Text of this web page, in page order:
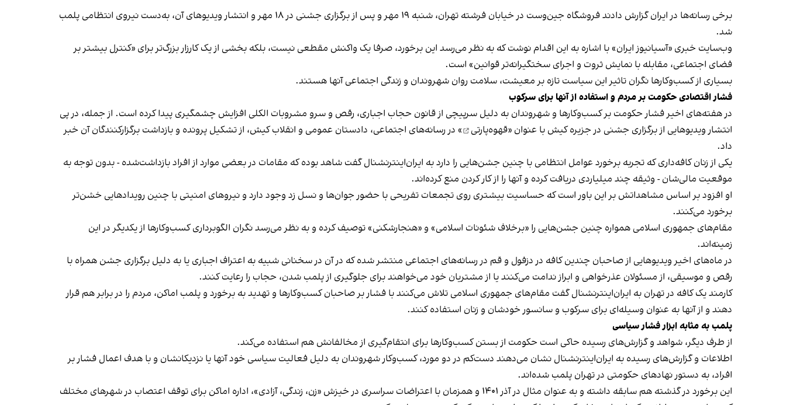
برخی رسانه‌ها در ایران گزارش دادند فروشگاه جین‌وست در خیابان فرشته تهران، شنبه ۱۹ مهر و پس از برگزاری جشنی در ۱۸ مهر و انتشار ویدیوهای آن، به‌دست نیروی انتظامی پلمب
شد.
وب‌سایت خبری «آسیانیوز ایران» با اشاره به این اقدام نوشت که به نظر می‌رسد این برخورد، صرفا یک واکنش مقطعی نیست، بلکه بخشی از یک کارزار بزرگ‌تر برای «کنترل بیشتر بر
فضای اجتماعی، مقابله با نمایش ثروت و اجرای سختگیرانه‌تر قوانین» است.
بسیاری از کسب‌وکارها نگران تاثیر این سیاست‌ تازه بر معیشت، سلامت روان شهروندان و زندگی اجتماعی آنها هستند.
فشار اقتصادی حکومت بر مردم و استفاده از آنها برای سرکوب
در هفته‌های اخیر فشار حکومت بر کسب‌وکارها و شهروندان به دلیل سرپیچی از قانون حجاب اجباری، رقص و سرو مشروبات الکلی افزایش چشمگیری پیدا کرده است. از جمله، در پی
انتشار ویدیوهایی از برگزاری جشنی در جزیره کیش با عنوان «قهوه‌پارتی
» در رسانه‌های اجتماعی، دادستان عمومی و انقلاب کیش، از تشکیل پرونده و بازداشت برگزارکنندگان آن خبر
داد.
یکی از زنان کافه‌داری که تجربه برخورد عوامل انتظامی با چنین جشن‌هایی را دارد به ایران‌اینترنشنال گفت شاهد بوده که مقامات در بعضی موارد از افراد بازداشت‌‌شده - بدون توجه به
موقعیت مالی‌شان - وثیقه چند میلیاردی دریافت کرده و آنها را از کار کردن منع کرده‌اند.
او افزود بر اساس مشاهداتش بر این باور است که حساسیت بیشتری روی تجمعات تفریحی با حضور جوان‌ها و نسل زد وجود دارد و نیروهای امنیتی با چنین رویدادهایی خشن‌تر
برخورد می‌کنند.
مقام‌های جمهوری اسلامی همواره چنین جشن‌هایی را «برخلاف شئونات اسلامی» و «هنجارشکنی» توصیف کرده و به نظر می‌رسد نگران الگوبرداری کسب‌وکارها از یکدیگر در این
زمینه‌اند.
در ماه‌های اخیر ویدیوهایی از صاحبان چندین کافه در دزفول و قم در رسانه‌های اجتماعی منتشر شده که در آن در سخنانی شبیه به اعتراف اجباری یا به دلیل برگزاری جشن همراه با
رقص و موسیقی، از مسئولان عذرخواهی و ابراز ندامت می‌کنند یا از مشتریان خود می‌خواهند برای جلوگیری از پلمب شدن، حجاب را رعایت کنند.
کارمند یک کافه در تهران به ایران‌اینترنشنال گفت مقام‌های جمهوری اسلامی تلاش می‌کنند با فشار بر صاحبان کسب‌وکارها و تهدید به برخورد و پلمب اماکن، مردم را در برابر هم قرار
دهند و از آنها به عنوان وسیله‌ای برای سرکوب و سانسور خودشان و زنان استفاده کنند.
پلمب به مثابه ابزار فشار سیاسی
از طرف دیگر، شواهد و گزارش‌های رسیده حاکی است حکومت از بستن کسب‌وکارها برای انتقام‌گیری از مخالفانش هم استفاده می‌کند.
اطلاعات و گزارش‌های رسیده به ایران‌اینترنشنال نشان می‌دهند دست‌کم در دو مورد، کسب‌وکار شهروندان به دلیل فعالیت سیاسی خود آنها یا نزدیکانشان و با هدف اعمال فشار بر
افراد، به دستور نهادهای حکومتی در تهران پلمب شده‌اند.
این برخورد در گذشته هم سابقه داشته و به عنوان مثال در آذر ۱۴۰۱ و همزمان با اعتراضات سراسری در خیزش «زن، زندگی، آزادی»، اداره اماکن برای توقف اعتصاب در شهرهای مختلف